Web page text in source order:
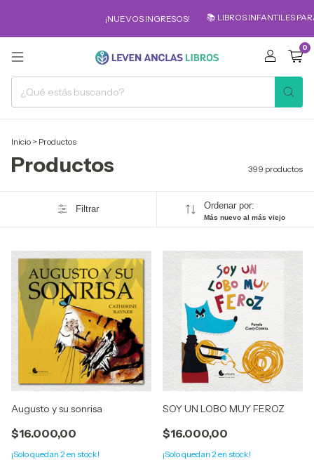
¡NUEVOS INGRESOS! 📚 LIBROS INFANTILES PARA LOS MÁS
0
Inicio > Productos
Productos 399 productos
Filtrar Ordenar por:
Más nuevo al más viejo
Augusto y su sonrisa
$16.000,00
¡Solo quedan 2 en stock!
SOY UN LOBO MUY FEROZ
$16.000,00
¡Solo quedan 2 en stock!